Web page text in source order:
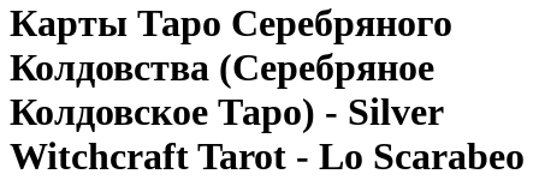
Карты Таро Серебряного
Колдовства (Серебряное
Колдовское Таро) - Silver
Witchcraft Tarot - Lo Scarabeo